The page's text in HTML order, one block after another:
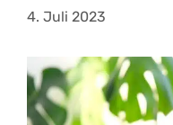
4. Juli 2023